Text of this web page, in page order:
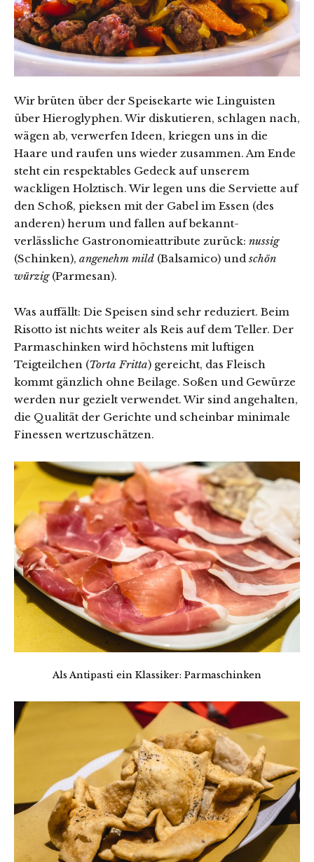
Wir brüten über der Speisekarte wie Linguisten
über Hieroglyphen. Wir diskutieren, schlagen nach,
wägen ab, verwerfen Ideen, kriegen uns in die
Haare und raufen uns wieder zusammen. Am Ende
steht ein respektables Gedeck auf unserem
wackligen Holztisch. Wir legen uns die Serviette auf
den Schoß, pieksen mit der Gabel im Essen (des
anderen) herum und fallen auf bekannt-
verlässliche Gastronomieattribute zurück: nussig
(Schinken), angenehm mild (Balsamico) undschön
würzig(Parmesan).
Was auffällt: Die Speisen sind sehr reduziert. Beim
Risotto ist nichts weiter als Reis auf dem Teller. Der
Parmaschinken wird höchstens mit luftigen
Teigteilchen (Torta Fritta) gereicht, das Fleisch
kommt gänzlich ohne Beilage. Soßen und Gewürze
werden nur gezielt verwendet. Wir sind angehalten,
die Qualität der Gerichte und scheinbar minimale
Finessen wertzuschätzen.
Als Antipasti ein Klassiker: Parmaschinken